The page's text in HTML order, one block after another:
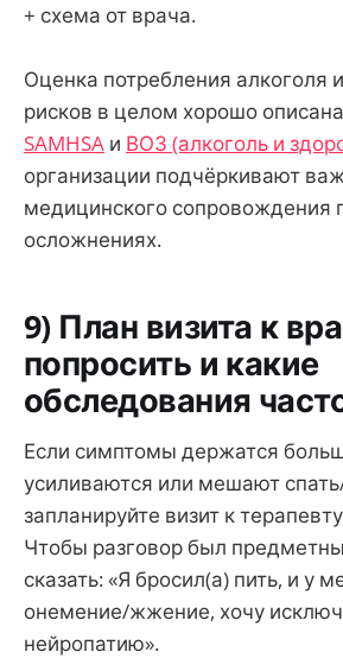
+ схема от врача.
Оценка потребления алкоголя
рисков в целом хорошо
SAMHSA и ВОЗ (алкоголь и
организации подчёркивают
медицинского сопровождения
осложнениях.
9) План визита к
попросить и какие
обследования
Если симптомы держатся
усиливаются или мешают
запланируйте визит к
Чтобы разговор был
сказать: «Я бросил(а) пить, и у
онемение/жжение, хочу
нейропатию».